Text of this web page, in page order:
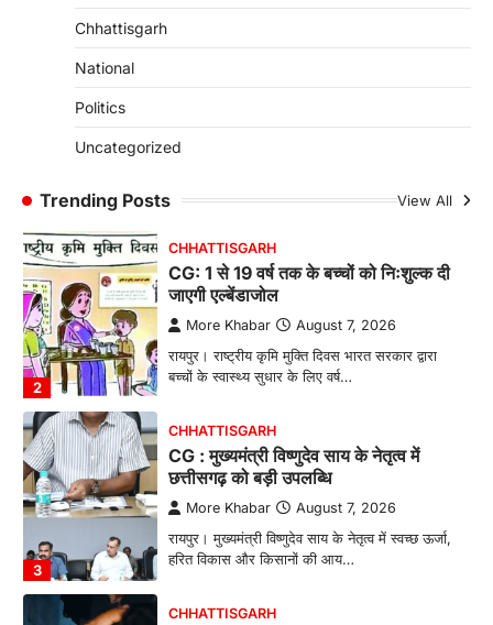
Chhattisgarh
National
Politics
Uncategorized
Trending Posts View All
जशपुर जिले की 5 माह की मासूम…
CG: छिपली की दीदियों का कमाल, बकरी
बनाने की दिशा में जिले के नगरी…
2
CHHATTISGARH
CG: 1 से 19 वर्ष तक के बच्चों को निःशुल्क दी
जाएगी एल्बेंडाजोल
More Khabar August 7, 2026
रायपुर। राष्ट्रीय कृमि मुक्ति दिवस भारत सरकार द्वारा
बच्चों के स्वास्थ्य सुधार के लिए वर्ष…
3
CHHATTISGARH
CG : मुख्यमंत्री विष्णुदेव साय के नेतृत्व में
छत्तीसगढ़ को बड़ी उपलब्धि
More Khabar August 7, 2026
रायपुर। मुख्यमंत्री विष्णुदेव साय के नेतृत्व में स्वच्छ ऊर्जा,
हरित विकास और किसानों की आय…
CHHATTISGARH